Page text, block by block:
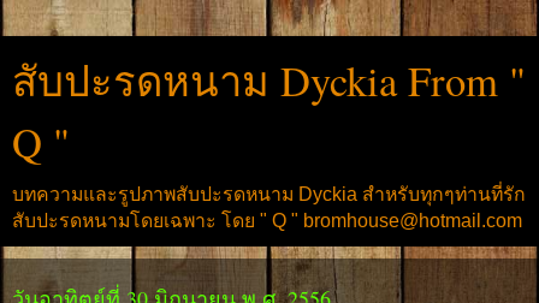
สับปะรดหนาม Dyckia From "
Q "
บทความและรูปภาพสับปะรดหนาม Dyckia สำหรับทุกๆท่านที่รัก
สับปะรดหนามโดยเฉพาะ โดย " Q " bromhouse@hotmail.com